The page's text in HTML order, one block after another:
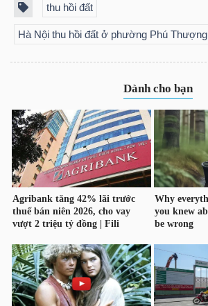
thu hồi đất
Hà Nội thu hồi đất ở phường Phú Thượng
tích
(-)
(-)
Dịch
vụ
(-)
Đào
tạo